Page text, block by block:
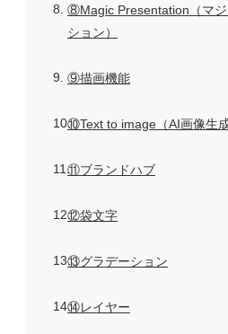
8 ⑧Magic Presentation（マ
ション）
9 ⑨描画機能
10⑩Text to image（AI画像生成
11 ⑪ブランドハブ
12⑫袋文字
13⑬グラデーション
14⑭レイヤー